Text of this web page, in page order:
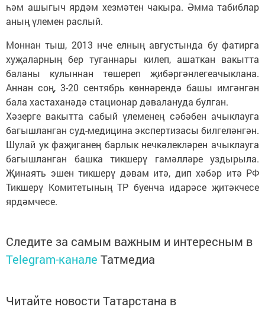
һәм ашыгыч ярдәм хезмәтен чакыра. Әмма табиблар
аның үлемен раслый.
Моннан тыш, 2013 нче елның августында бу фатирга
хуҗаларның бер туганнары килеп, ашаткан вакытта
баланы кулыннан төшереп җибәргәнлегеачыклана.
Аннан соң, 3-20 сентябрь көннәрендә башы имгәнгән
бала хастаханәдә стационар дәвалануда булган.
Хәзерге вакытта сабый үлеменең сәбәбен ачыклауга
багышланган суд-медицина экспертизасы билгеләнгән.
Шулай ук фаҗиганең барлык нечкәлекләрен ачыклауга
багышланган башка тикшерү гамәлләре уздырыла.
Җинаять эшен тикшерү дәвам итә, дип хәбәр итә РФ
Тикшерү Комитетының ТР буенча идарәсе җитәкчесе
ярдәмчесе.
Следите за самым важным и интересным в
Telegram-канале Татмедиа
Читайте новости Татарстана в